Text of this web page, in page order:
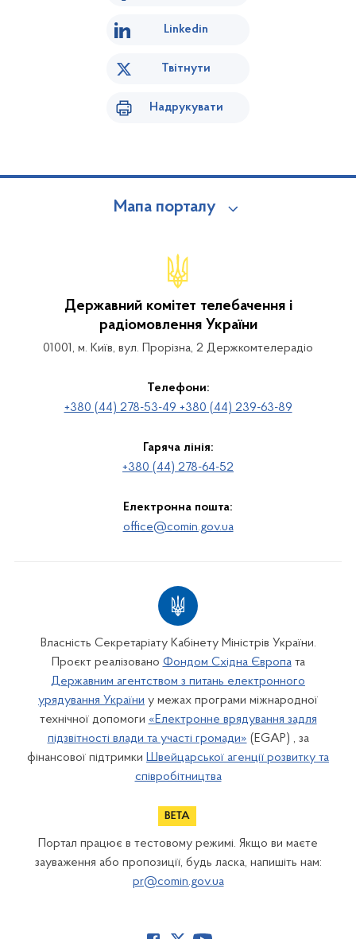
Linkedin
Твітнути
Надрукувати
Мапа порталу
Державний комітет телебачення і
радіомовлення України
01001, м. Київ, вул. Прорізна, 2 Держкомтелерадіо
Телефони:
+380 (44) 278-53-49 +380 (44) 239-63-89
Гаряча лінія:
+380 (44) 278-64-52
Електронна пошта:
office@comin.gov.ua
Власність Секретаріату Кабінету Міністрів України.
Проєкт реалізовано Фондом Східна Європата
Державним агентством з питань електронного
урядування України у межах програми міжнародної
технічної допомоги «Електронне врядування задля
підзвітності влади та участі громади» (EGAP) , за
фінансової підтримки Швейцарської агенції розвитку та
співробітництва
Портал працює в тестовому режимі. Якщо ви маєте
зауваження або пропозиції, будь ласка, напишіть нам:
pr@comin.gov.ua